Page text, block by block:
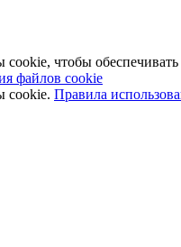
чтобы обеспечивать
файлов cookie
cookie. Правила